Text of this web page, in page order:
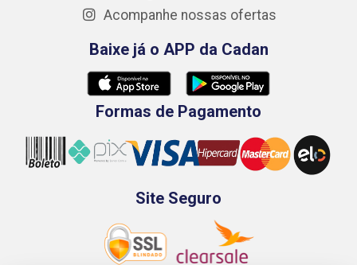
Acompanhe nossas ofertas
Baixe já o APP da Cadan
Formas de Pagamento
Site Seguro